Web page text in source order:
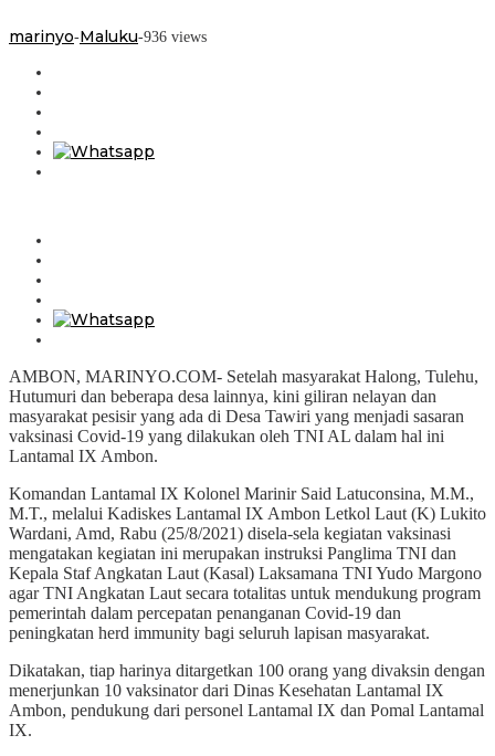
marinyo-Maluku-936 views
AMBON, MARINYO.COM- Setelah masyarakat Halong, Tulehu,
Hutumuri dan beberapa desa lainnya, kini giliran nelayan dan
masyarakat pesisir yang ada di Desa Tawiri yang menjadi sasaran
vaksinasi Covid-19 yang dilakukan oleh TNI AL dalam hal ini
Lantamal IX Ambon.
Komandan Lantamal IX Kolonel Marinir Said Latuconsina, M.M.,
M.T., melalui Kadiskes Lantamal IX Ambon Letkol Laut (K) Lukito
Wardani, Amd, Rabu (25/8/2021) disela-sela kegiatan vaksinasi
mengatakan kegiatan ini merupakan instruksi Panglima TNI dan
Kepala Staf Angkatan Laut (Kasal) Laksamana TNI Yudo Margono
agar TNI Angkatan Laut secara totalitas untuk mendukung program
pemerintah dalam percepatan penanganan Covid-19 dan
peningkatan herd immunity bagi seluruh lapisan masyarakat.
Dikatakan, tiap harinya ditargetkan 100 orang yang divaksin dengan
menerjunkan 10 vaksinator dari Dinas Kesehatan Lantamal IX
Ambon, pendukung dari personel Lantamal IX dan Pomal Lantamal
IX.